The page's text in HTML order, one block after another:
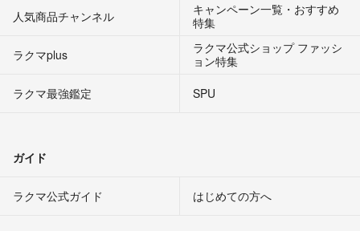
人気商品チャンネル
キャンペーン一覧・おすすめ
特集
ラクマplus
ラクマ公式ショップ ファッシ
ョン特集
ラクマ最強鑑定
SPU
ガイド
ラクマ公式ガイド はじめての方へ